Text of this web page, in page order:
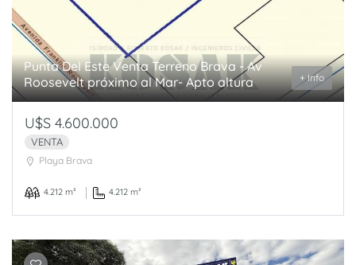
Punta Del Este Venta Terreno Brava - Av
Roosevelt próximo al Mar- Apto altura
+ Info
U$S 4.600.000
VENTA
Playa Brava
4.212 m² 4.212 m²